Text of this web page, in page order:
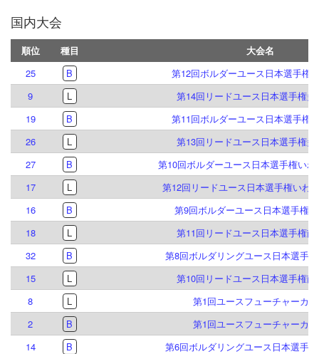
国内大会
順位 種目
大会名
25
B
第12回ボルダーユース日本選手権
9
L
第14回リードユース日本選手権多
19
B
第11回ボルダーユース日本選手権
26
L
第13回リードユース日本選手権多
27
B
第10回ボルダーユース日本選手権い
17
L
第12回リードユース日本選手権いわ
16
B
第9回ボルダーユース日本選手権
18
L
第11回リードユース日本選手権南
32
B
第8回ボルダリングユース日本選手
15
L
第10回リードユース日本選手権南
8
L
第1回ユースフューチャーカ
2
B
第1回ユースフューチャーカ
14
B
第6回ボルダリングユース日本選手